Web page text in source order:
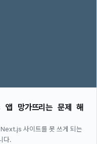
망가뜨리는 문제 해
사이트를 못 쓰게 되는
다.